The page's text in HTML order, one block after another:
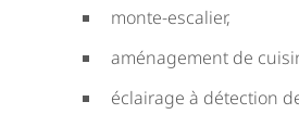
monte-escalier,
aménagement de
éclairage à détection